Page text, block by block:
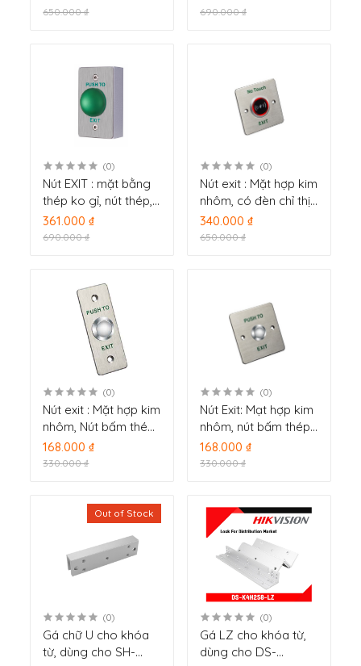
650.000 ₫
DS-K7P06 (SH-
690.000 ₫
(0)
Nút EXIT : mặt bằng
thép ko gỉ, nút thép,
vỏ nút bằng thép
DS-K7P05 (SH-
361.000 ₫
690.000 ₫
(0)
Nút exit : Mặt hợp kim
nhôm, có đèn chỉ thị
DS-K7P03 (SH-
K8P03)
340.000 ₫
650.000 ₫
(0)
Nút exit : Mặt hợp kim
nhôm, Nút bấm thép
DS-K7P02 (SH-
K8P02)
168.000 ₫
330.000 ₫
(0)
Nút Exit: Mạt hợp kim
nhôm, nút bấm thép
DS-K7P01
168.000 ₫
330.000 ₫
Out of Stock
(0)
Gá chữ U cho khóa
từ, dùng cho SH-
(0)
Gá LZ cho khóa từ,
dùng cho DS-